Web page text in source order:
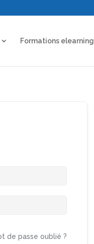
Formations elearning
de passe oublié ?